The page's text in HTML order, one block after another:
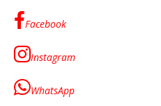
Facebook
Instagram
WhatsApp